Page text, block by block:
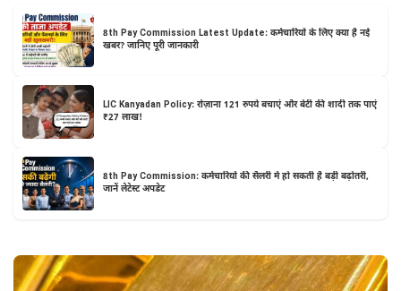
8th Pay Commission Latest Update: कर्मचारियों के लिए क्या है नई
खबर? जानिए पूरी जानकारी
LIC Kanyadan Policy: रोज़ाना 121 रुपये बचाएं और बेटी की शादी तक पाएं
₹27 लाख!
8th Pay Commission: कर्मचारियों की सैलरी में हो सकती है बड़ी बढ़ोतरी,
जानें लेटेस्ट अपडेट